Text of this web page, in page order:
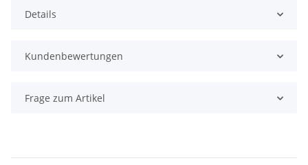
Details
Kundenbewertungen
Frage zum Artikel